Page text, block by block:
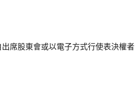
席股東會或以電子方式行使表決權者